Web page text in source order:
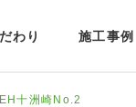
わり 施工事例
十洲崎No.2